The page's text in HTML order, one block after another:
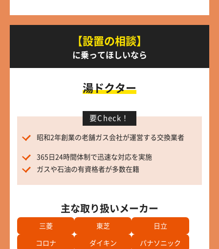
【設置の相談】
に乗ってほしいなら
湯ドクター
要Check！
昭和2年創業の老舗ガス会社が運営する交換業者
365日24時間体制で迅速な対応を実施
ガスや石油の有資格者が多数在籍
主な取り扱いメーカー
三菱 東芝
日立
コロナ
ダイキン パナソニック